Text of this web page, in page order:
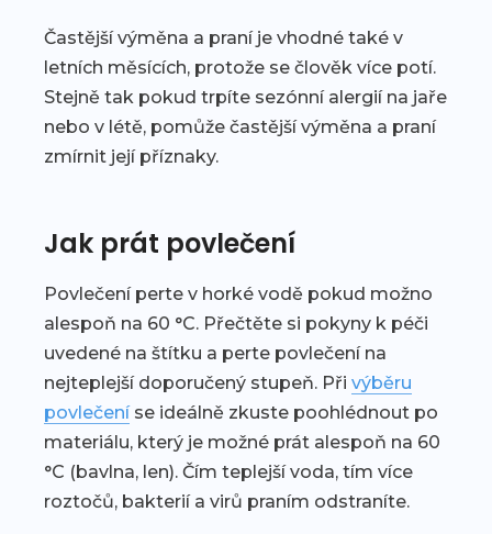
Častější výměna a praní je vhodné také v
letních měsících, protože se člověk více potí.
Stejně tak pokud trpíte sezónní alergií na jaře
nebo v létě, pomůže častější výměna a praní
zmírnit její příznaky.
Jak prát povlečení
Povlečení perte v horké vodě pokud možno
alespoň na 60 °C. Přečtěte si pokyny k péči
uvedené na štítku a perte povlečení na
nejteplejší doporučený stupeň. Při výběru
povlečeníse ideálně zkuste poohlédnout po
materiálu, který je možné prát alespoň na 60
°C (bavlna, len). Čím teplejší voda, tím více
roztočů, bakterií a virů praním odstraníte.